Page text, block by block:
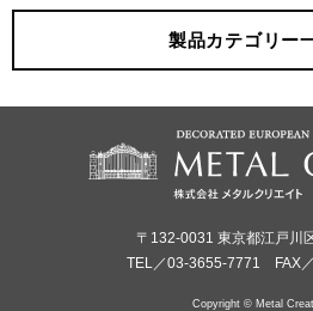
製品カテゴリー
〒132-0031 東京都江戸川
TEL／03-3655-7771 FAX
Copyright © Metal